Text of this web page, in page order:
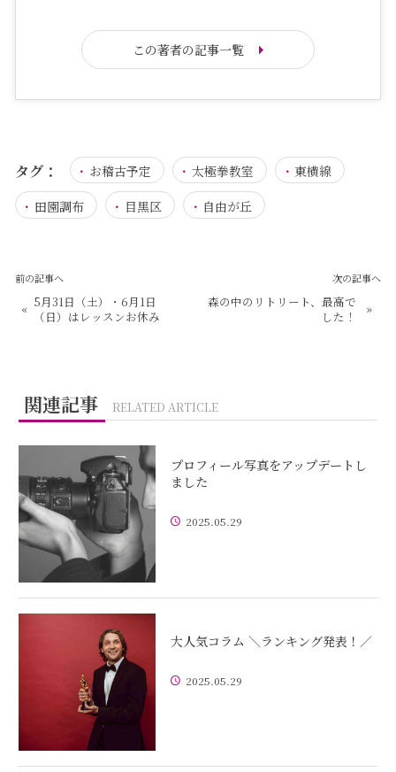
この著者の記事一覧
タグ： お稽古予定 太極拳教室
東横線
田園調布
目黒区 自由が丘
前の記事へ
« 5月31日（土）・6月1日
（日）はレッスンお休み
次の記事へ
森の中のリトリート、最高で
した！
»
関連記事 RELATED ARTICLE
プロフィール写真をアップデートし
ました
2025.05.29
大人気コラム ＼ランキング発表！／
2025.05.29